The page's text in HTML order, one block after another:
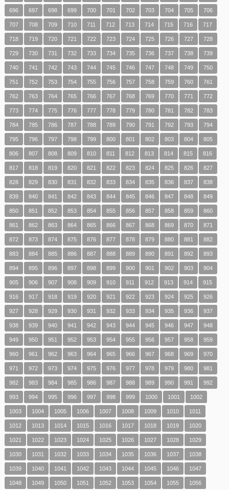
696 697 698 699 700 701 702 703 704 705 706
707 708 709 710 711 712 713 714 715 716 717
718 719 720 721 722 723 724 725 726 727 728
729 730 731 732 733 734 735 736 737 738 739
740 741 742 743 744 745 746 747 748 749 750
751 752 753 754 755 756 757 758 759 760 761
762 763 764 765 766 767 768 769 770 771 772
773 774 775 776 777 778 779 780 781 782 783
784 785 786 787 788 789 790 791 792 793 794
795 796 797 798 799 800 801 802 803 804 805
806 807 808 809 810 811 812 813 814 815 816
817 818 819 820 821 822 823 824 825 826 827
828 829 830 831 832 833 834 835 836 837 838
839 840 841 842 843 844 845 846 847 848 849
850 851 852 853 854 855 856 857 858 859 860
861 862 863 864 865 866 867 868 869 870 871
872 873 874 875 876 877 878 879 880 881 882
883 884 885 886 887 888 889 890 891 892 893
894 895 896 897 898 899 900 901 902 903 904
905 906 907 908 909 910 911 912 913 914 915
916 917 918 919 920 921 922 923 924 925 926
927 928 929 930 931 932 933 934 935 936 937
938 939 940 941 942 943 944 945 946 947 948
949 950 951 952 953 954 955 956 957 958 959
960 961 962 963 964 965 966 967 968 969 970
971 972 973 974 975 976 977 978 979 980 981
982 983 984 985 986 987 988 989 990 991 992
993 994 995 996 997 998 999 1000 1001 1002
1003 1004 1005 1006 1007 1008 1009 1010 1011
1012 1013 1014 1015 1016 1017 1018 1019 1020
1021 1022 1023 1024 1025 1026 1027 1028 1029
1030 1031 1032 1033 1034 1035 1036 1037 1038
1039 1040 1041 1042 1043 1044 1045 1046 1047
1048 1049 1050 1051 1052 1053 1054 1055 1056